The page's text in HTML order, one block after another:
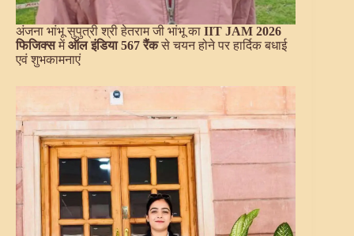
अंजना भांभू सुपुत्री श्री हेतराम जी भांभू का IIT JAM 2026
फिजिक्समेंऑल इंडिया 567 रैंकसे चयन होने पर हार्दिक बधाई
एवं शुभकामनाएं